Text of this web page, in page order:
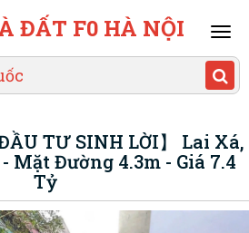
ĐẤT F0 HÀ NỘI
TƯ SINH LỜI】 Lai Xá,
Mặt Đường 4.3m - Giá 7.4
Tỷ